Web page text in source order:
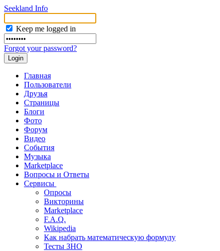
Seekland Info
Keep me logged in
Forgot your password?
Главная
Пользователи
Друзья
Страницы
Блоги
Фото
Форум
Видео
События
Музыка
Marketplace
Вопросы и Ответы
Сервисы
Опросы
Викторины
Marketplace
F.A.Q.
Wikipedia
Как набрать математическую формулу
Тесты ЗНО